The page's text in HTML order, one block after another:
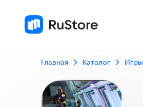
Главная Каталог Игры